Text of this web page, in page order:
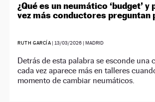
¿Qué es un neumático ‘budget’ y
vez más conductores preguntan
RUTH GARCÍA |13/03/2026 | MADRID
Detrás de esta palabra se esconde una
cada vez aparece más en talleres
momento de cambiar neumáticos.